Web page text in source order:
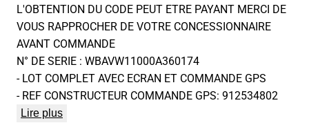
L'OBTENTION DU CODE PEUT ETRE PAYANT MERCI DE
VOUS RAPPROCHER DE VOTRE CONCESSIONNAIRE
AVANT COMMANDE
N° DE SERIE : WBAVW11000A360174
- LOT COMPLET AVEC ECRAN ET COMMANDE GPS
- REF CONSTRUCTEUR COMMANDE GPS: 912534802
Lire plus